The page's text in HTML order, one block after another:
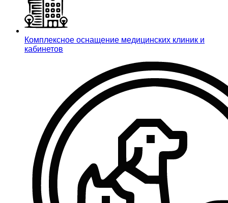
Комплексное оснащение медицинских клиник и
кабинетов